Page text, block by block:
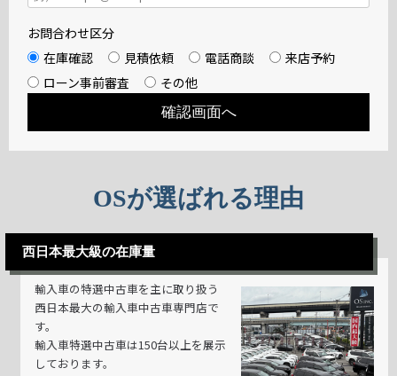
お問合わせ区分
在庫確認
見積依頼 電話商談
来店予約
ローン事前審査
その他
OSが選ばれる理由
西日本最大級の在庫量
輸入車の特選中古車を主に取り扱う
西日本最大の輸入車中古車専門店で
す。
輸入車特選中古車は150台以上を展示
しております。